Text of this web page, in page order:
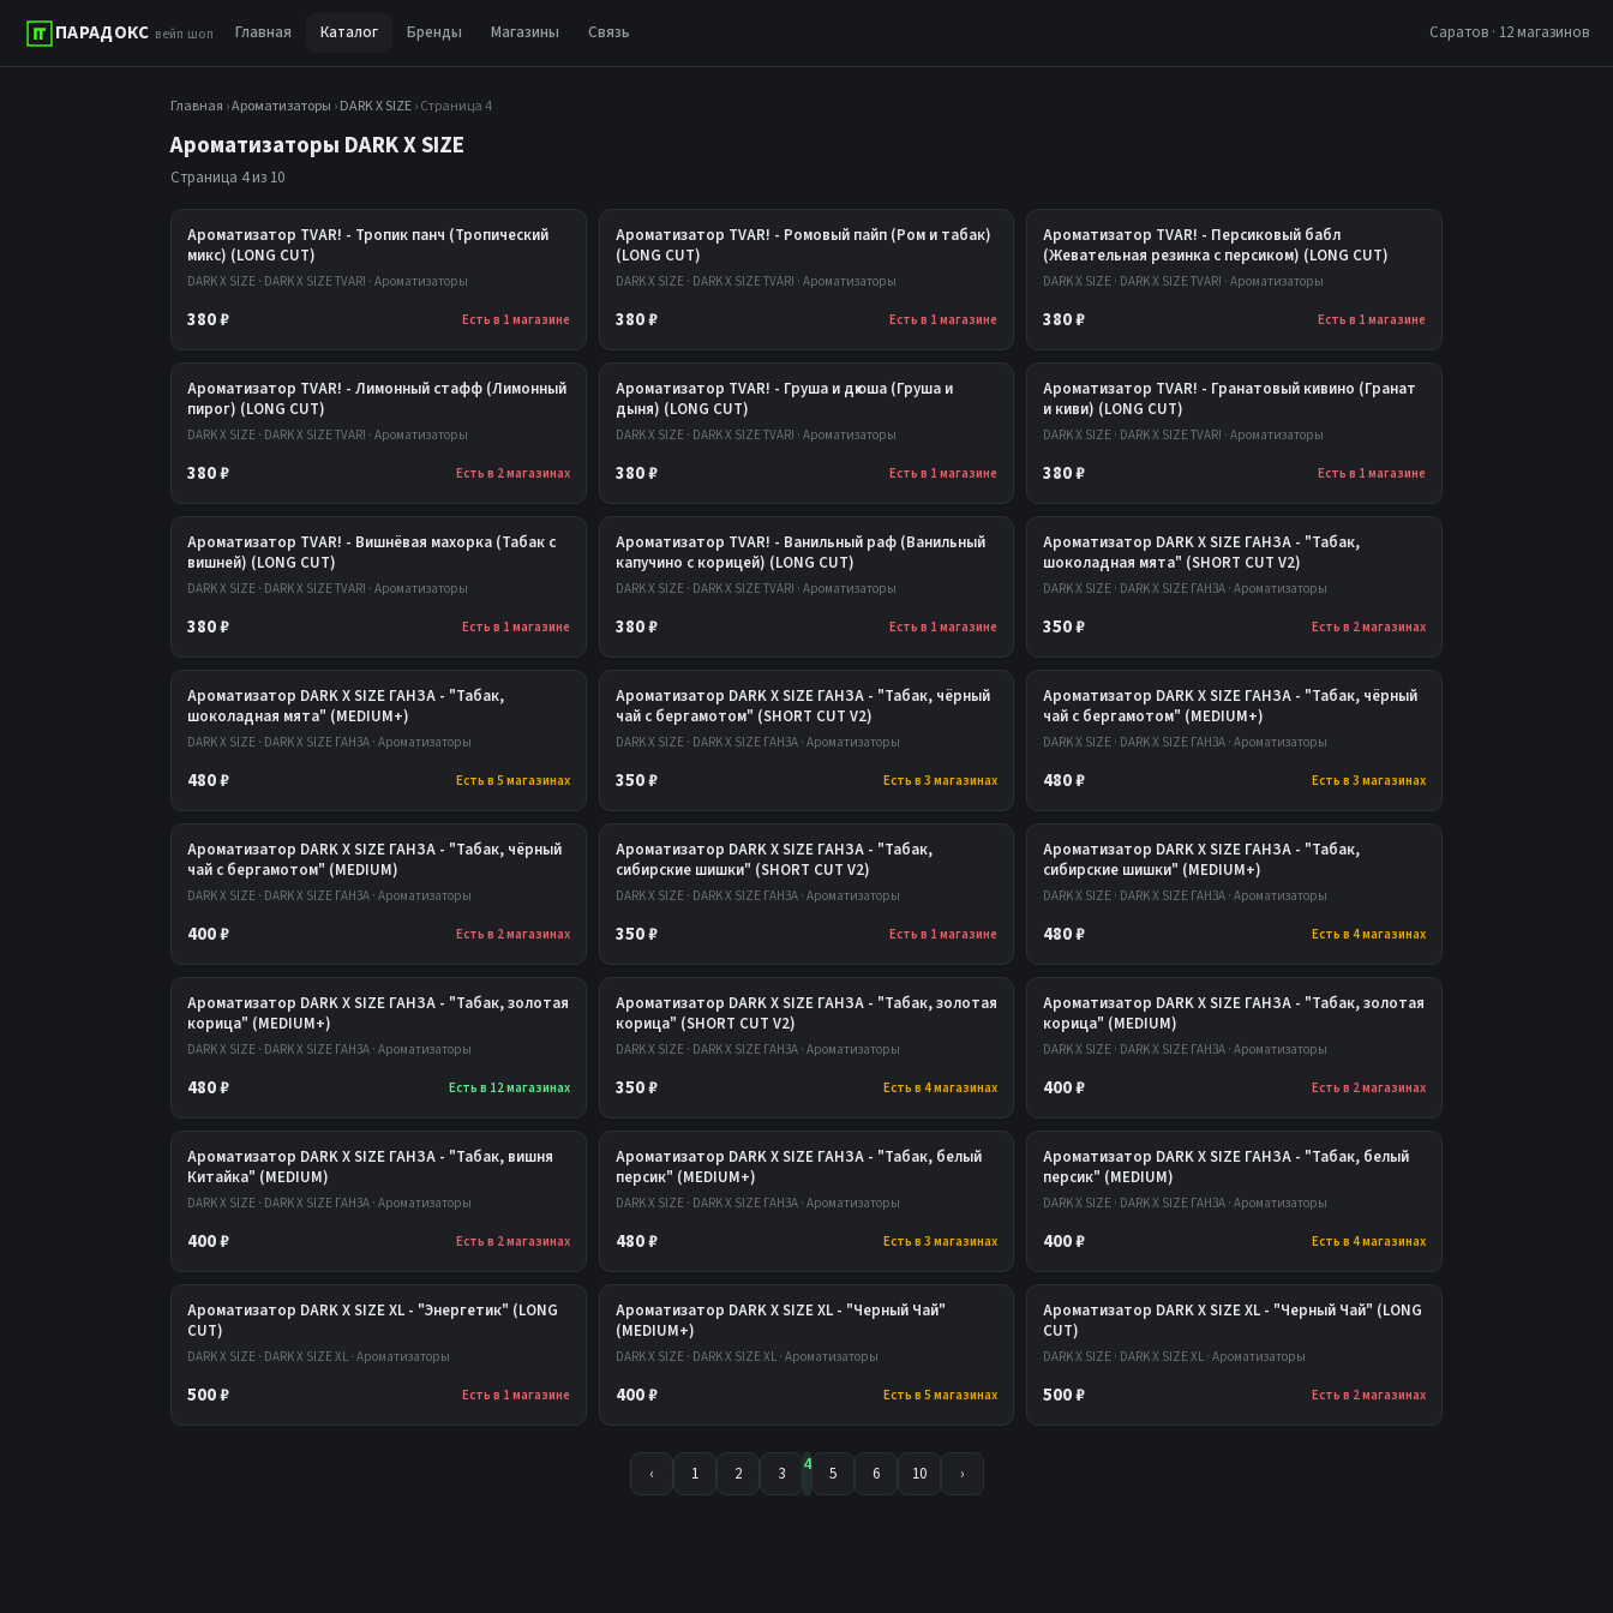
ПАРАДОКС вейп шоп Главная Каталог Бренды Магазины Связь Саратов · 12 магазинов
Главная ›Ароматизаторы ›DARK X SIZE› Страница 4
Ароматизаторы DARK X SIZE
Страница 4 из 10
Ароматизатор TVAR! - Тропик панч (Тропический
микс) (LONG CUT)
DARK X SIZE · DARK X SIZE TVAR! · Ароматизаторы
380 ₽ Есть в 1 магазине
Ароматизатор TVAR! - Ромовый пайп (Ром и табак)
(LONG CUT)
DARK X SIZE · DARK X SIZE TVAR! · Ароматизаторы
380 ₽ Есть в 1 магазине
Ароматизатор TVAR! - Персиковый бабл
(Жевательная резинка с персиком) (LONG CUT)
DARK X SIZE · DARK X SIZE TVAR! · Ароматизаторы
380 ₽ Есть в 1 магазине
Ароматизатор TVAR! - Лимонный стафф (Лимонный
пирог) (LONG CUT)
DARK X SIZE · DARK X SIZE TVAR! · Ароматизаторы
380 ₽ Есть в 2 магазинах
Ароматизатор TVAR! - Груша и дюша (Груша и
дыня) (LONG CUT)
DARK X SIZE · DARK X SIZE TVAR! · Ароматизаторы
380 ₽ Есть в 1 магазине
Ароматизатор TVAR! - Гранатовый кивино (Гранат
и киви) (LONG CUT)
DARK X SIZE · DARK X SIZE TVAR! · Ароматизаторы
380 ₽ Есть в 1 магазине
Ароматизатор TVAR! - Вишнёвая махорка (Табак с
вишней) (LONG CUT)
DARK X SIZE · DARK X SIZE TVAR! · Ароматизаторы
380 ₽ Есть в 1 магазине
Ароматизатор TVAR! - Ванильный раф (Ванильный
капучино с корицей) (LONG CUT)
DARK X SIZE · DARK X SIZE TVAR! · Ароматизаторы
380 ₽ Есть в 1 магазине
Ароматизатор DARK X SIZE ГАНЗА - "Табак,
шоколадная мята" (SHORT CUT V2)
DARK X SIZE · DARK X SIZE ГАНЗА · Ароматизаторы
350 ₽ Есть в 2 магазинах
Ароматизатор DARK X SIZE ГАНЗА - "Табак,
шоколадная мята" (MEDIUM+)
DARK X SIZE · DARK X SIZE ГАНЗА · Ароматизаторы
480 ₽ Есть в 5 магазинах
Ароматизатор DARK X SIZE ГАНЗА - "Табак, чёрный
чай с бергамотом" (SHORT CUT V2)
DARK X SIZE · DARK X SIZE ГАНЗА · Ароматизаторы
350 ₽ Есть в 3 магазинах
Ароматизатор DARK X SIZE ГАНЗА - "Табак, чёрный
чай с бергамотом" (MEDIUM+)
DARK X SIZE · DARK X SIZE ГАНЗА · Ароматизаторы
480 ₽ Есть в 3 магазинах
Ароматизатор DARK X SIZE ГАНЗА - "Табак, чёрный
чай с бергамотом" (MEDIUM)
DARK X SIZE · DARK X SIZE ГАНЗА · Ароматизаторы
400 ₽ Есть в 2 магазинах
Ароматизатор DARK X SIZE ГАНЗА - "Табак,
сибирские шишки" (SHORT CUT V2)
DARK X SIZE · DARK X SIZE ГАНЗА · Ароматизаторы
350 ₽ Есть в 1 магазине
Ароматизатор DARK X SIZE ГАНЗА - "Табак,
сибирские шишки" (MEDIUM+)
DARK X SIZE · DARK X SIZE ГАНЗА · Ароматизаторы
480 ₽ Есть в 4 магазинах
Ароматизатор DARK X SIZE ГАНЗА - "Табак, золотая
корица" (MEDIUM+)
DARK X SIZE · DARK X SIZE ГАНЗА · Ароматизаторы
480 ₽ Есть в 12 магазинах
Ароматизатор DARK X SIZE ГАНЗА - "Табак, золотая
корица" (SHORT CUT V2)
DARK X SIZE · DARK X SIZE ГАНЗА · Ароматизаторы
350 ₽ Есть в 4 магазинах
Ароматизатор DARK X SIZE ГАНЗА - "Табак, золотая
корица" (MEDIUM)
DARK X SIZE · DARK X SIZE ГАНЗА · Ароматизаторы
400 ₽ Есть в 2 магазинах
Ароматизатор DARK X SIZE ГАНЗА - "Табак, вишня
Китайка" (MEDIUM)
DARK X SIZE · DARK X SIZE ГАНЗА · Ароматизаторы
400 ₽ Есть в 2 магазинах
Ароматизатор DARK X SIZE ГАНЗА - "Табак, белый
персик" (MEDIUM+)
DARK X SIZE · DARK X SIZE ГАНЗА · Ароматизаторы
480 ₽ Есть в 3 магазинах
Ароматизатор DARK X SIZE ГАНЗА - "Табак, белый
персик" (MEDIUM)
DARK X SIZE · DARK X SIZE ГАНЗА · Ароматизаторы
400 ₽ Есть в 4 магазинах
Ароматизатор DARK X SIZE XL - "Энергетик" (LONG
CUT)
DARK X SIZE · DARK X SIZE XL · Ароматизаторы
500 ₽ Есть в 1 магазине
Ароматизатор DARK X SIZE XL - "Черный Чай"
(MEDIUM+)
DARK X SIZE · DARK X SIZE XL · Ароматизаторы
400 ₽ Есть в 5 магазинах
Ароматизатор DARK X SIZE XL - "Черный Чай" (LONG
CUT)
DARK X SIZE · DARK X SIZE XL · Ароматизаторы
500 ₽ Есть в 2 магазинах
‹ 1 2 3 4 5 6 10 ›